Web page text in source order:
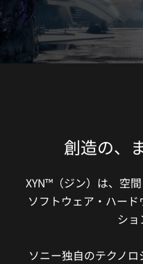
創造の、
XYN™（ジン）は、空
ソフトウェア・ハー
ショ
ソニー独自のテクノ